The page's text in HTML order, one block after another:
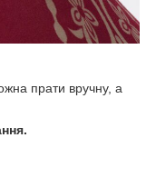
прати вручну, а